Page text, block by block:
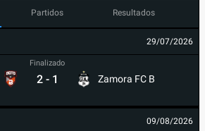
Partidos Resultados
29/07/2026
Finalizado
2 - 1 Zamora FC B
09/08/2026